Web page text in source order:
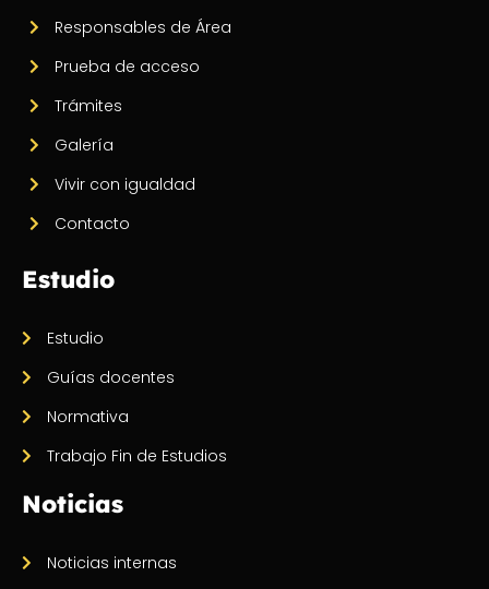
Responsables de Área
Prueba de acceso
Trámites
Galería
Vivir con igualdad
Contacto
Estudio
Estudio
Guías docentes
Normativa
Trabajo Fin de Estudios
Noticias
Noticias internas